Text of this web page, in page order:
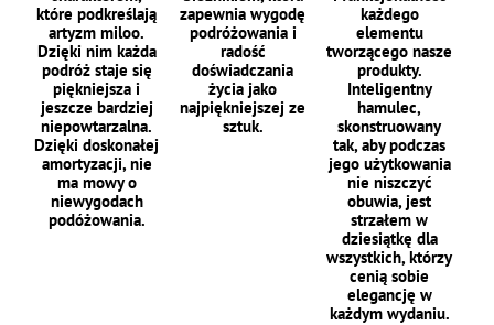
które podkreślają
artyzm miloo.
Dzięki nim każda
podróż staje się
piękniejsza i
jeszcze bardziej
niepowtarzalna.
Dzięki doskonałej
amortyzacji, nie
ma mowy o
niewygodach
podóżowania.
zapewnia wygodę
podróżowania i
radość
doświadczania
życia jako
najpiękniejszej ze
sztuk.
każdego
elementu
tworzącego nasze
produkty.
Inteligentny
hamulec,
skonstruowany
tak, aby podczas
jego użytkowania
nie niszczyć
obuwia, jest
strzałem w
dziesiątkę dla
wszystkich, którzy
cenią sobie
elegancję w
każdym wydaniu.